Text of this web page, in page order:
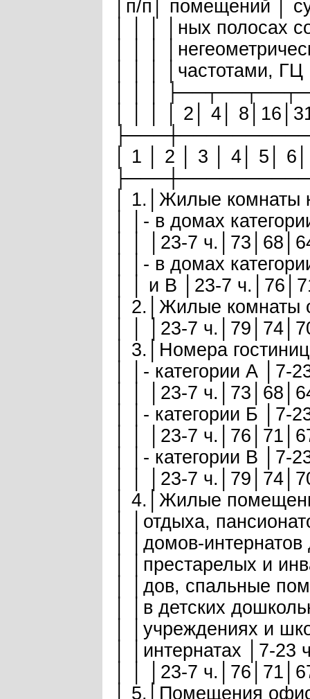
│п/п│ помещений │
│ │ │ │ных полосах
│ │ │
│ │ │ │частотами,
│ │ │
│ │ │ │ 2│ 4│
│ 1 │ 2 │ 3 │ 4│ 5│
│ 1.│Жилые
│ │- в домах
│ │ │23-7
│ │- в домах
│ │ и В │23-7
│ 2.│Жилые
│ │ │23-7
│ 3.│Номера
│ │- категории А
│ │ │23-7
│ │- категории Б
│ │ │23-7
│ │- категории В
│ │ │23-7
│ 4.│Жилые
│ │отдыха,
│ │домов-
│ │престарелых и
│ │дов, спальные
│ │в детских
│ │учреждениях и
│ │интернатах │7-
│ │ │23-7
│ 5.│Помещения